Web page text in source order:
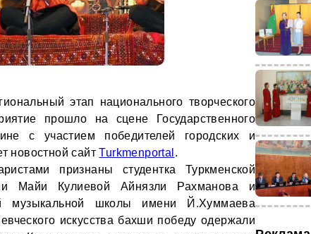
этап национального творческого
прошло на сцене Государственного
с участием победителей городских и
новостной сайтTurkmenportal .
признаны студентка Туркменской
Майи Кулиевой Айнязли Рахманова и
музыкальной школы имени Й.Хуммаева
искусства бахши победу одержали